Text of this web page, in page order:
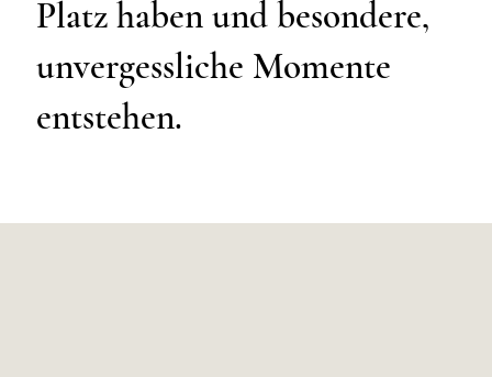
Platz haben und besondere,
unvergessliche Momente
entstehen.